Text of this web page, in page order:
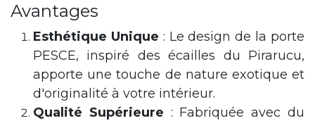
Avantages
Esthétique Unique : Le design de la porte
PESCE, inspiré des écailles du Pirarucu,
apporte une touche de nature exotique et
d'originalité à votre intérieur.
Qualité Supérieure : Fabriquée avec du